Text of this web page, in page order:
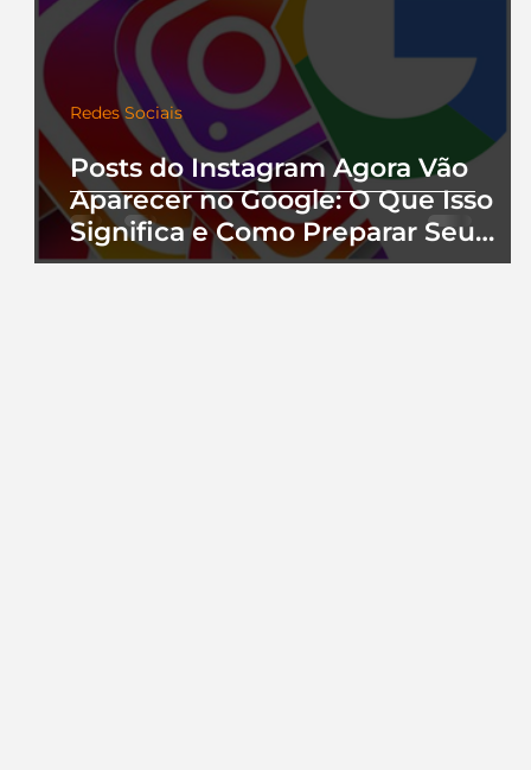
Posts do Instagram Agora Vão
Aparecer no Google: O Que Isso
Significa e Como Preparar Seu
Perfil
Redes Sociais